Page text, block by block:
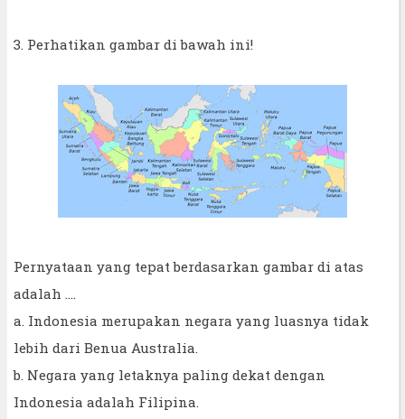
3. Perhatikan gambar di bawah ini!
Pernyataan yang tepat berdasarkan gambar di atas
adalah ….
a. Indonesia merupakan negara yang luasnya tidak
lebih dari Benua Australia.
b. Negara yang letaknya paling dekat dengan
Indonesia adalah Filipina.